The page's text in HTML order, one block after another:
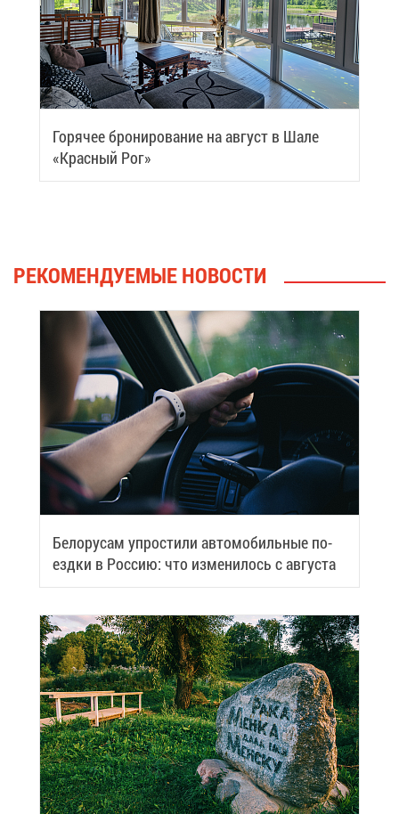
Го­ря­чее бро­ни­ро­ва­ние на ав­густ в Ша­ле
«Крас­ный Рог»
РЕ­КО­МЕН­ДУ­Е­МЫЕ НО­ВО­СТИ
Бе­ло­ру­сам упро­сти­ли ав­то­мо­биль­ные по­
езд­ки в Рос­сию: что из­ме­ни­лось с ав­гу­ста